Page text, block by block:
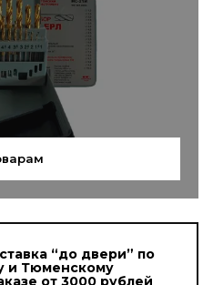
“до двери” по
и Тюменскому
от 3000 рублей